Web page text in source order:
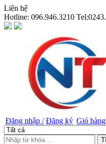
Liên hệ
Hotline: 096.946.3210
Đăng nhập / Đăng ký Giỏ hàng